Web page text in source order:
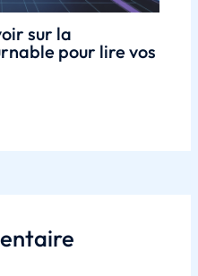
sur la
pour lire vos